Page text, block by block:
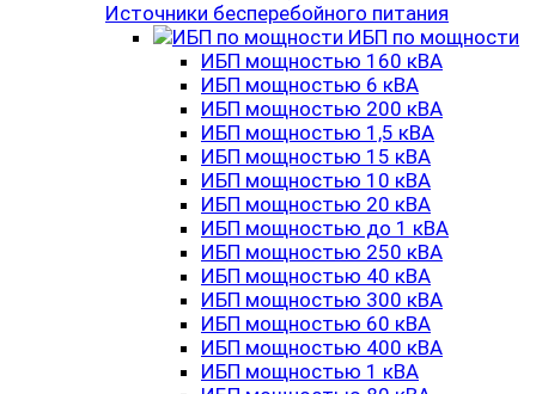
Источники бесперебойного питания
ИБП по мощности
ИБП мощностью 160 кВА
ИБП мощностью 6 кВА
ИБП мощностью 200 кВА
ИБП мощностью 1,5 кВА
ИБП мощностью 15 кВА
ИБП мощностью 10 кВА
ИБП мощностью 20 кВА
ИБП мощностью до 1 кВА
ИБП мощностью 250 кВА
ИБП мощностью 40 кВА
ИБП мощностью 300 кВА
ИБП мощностью 60 кВА
ИБП мощностью 400 кВА
ИБП мощностью 1 кВА